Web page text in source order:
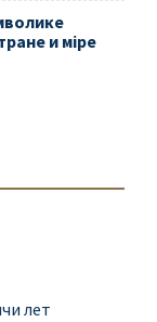
и мiре
лет